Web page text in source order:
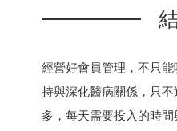
經營好會員管理，不只
持與深化醫病關係，只
多，每天需要投入的時